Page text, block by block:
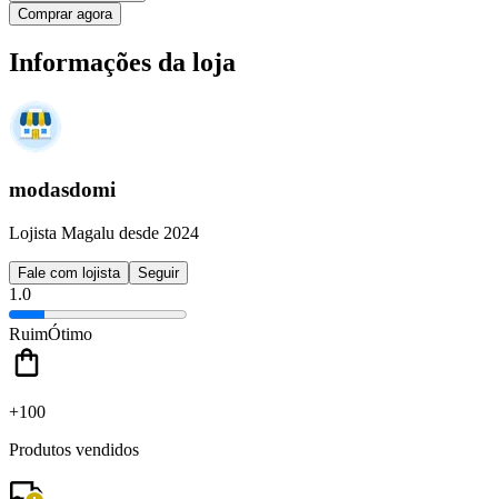
Comprar agora
Informações da loja
modasdomi
Lojista Magalu desde 2024
Fale com lojista Seguir
1.0
RuimÓtimo
+100
Produtos vendidos